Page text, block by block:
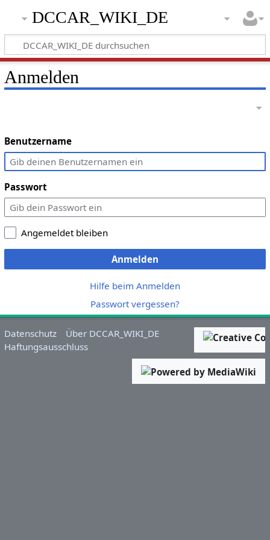
DCCAR_WIKI_DE
Anmelden
Benutzername
Passwort
Angemeldet bleiben
Anmelden
Hilfe beim Anmelden
Passwort vergessen?
Datenschutz
Über DCCAR_WIKI_DE
Haftungsausschluss